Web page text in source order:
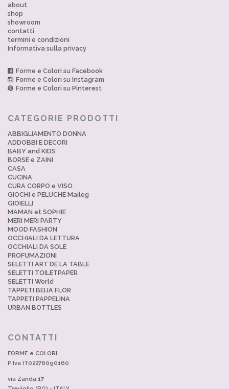
about
shop
showroom
contatti
termini e condizioni
Informativa sulla privacy
Forme e Colori su Facebook
Forme e Colori su Instagram
Forme e Colori su Pinterest
CATEGORIE PRODOTTI
ABBIGLIAMENTO DONNA
ADDOBBI E DECORI
BABY and KIDS
BORSE e ZAINI
CASA
CUCINA
CURA CORPO e VISO
GIOCHI e PELUCHE Maileg
GIOIELLI
MAMAN et SOPHIE
MERI MERI PARTY
MOOD FASHION
OCCHIALI DA LETTURA
OCCHIALI DA SOLE
PROFUMAZIONI
SELETTI ART DE LA TABLE
SELETTI TOILETPAPER
SELETTI World
TAPPETI BEIJA FLOR
TAPPETI PAPPELINA
URBAN BOTTLES
CONTATTI
FORME e COLORI
P.Iva IT02276090160
via Zanda 17